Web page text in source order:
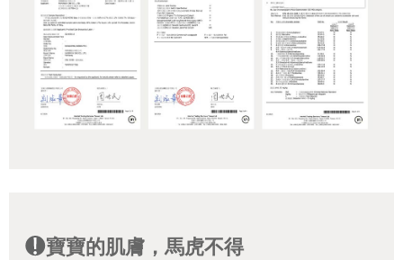
寶寶的肌膚，馬虎不得